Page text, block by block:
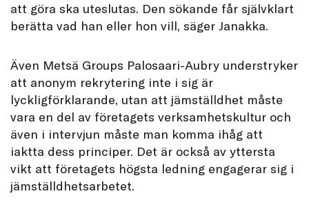
att göra ska uteslutas. Den sökande får självklart
berätta vad han eller hon vill, säger Janakka.
Även Metsä Groups Palosaari-Aubry understryker
att anonym rekrytering inte i sig är
lyckligförklarande, utan att jämställdhet måste
vara en del av företagets verksamhetskultur och
även i intervjun måste man komma ihåg att
iaktta dess principer. Det är också av yttersta
vikt att företagets högsta ledning engagerar sig i
jämställdhetsarbetet.